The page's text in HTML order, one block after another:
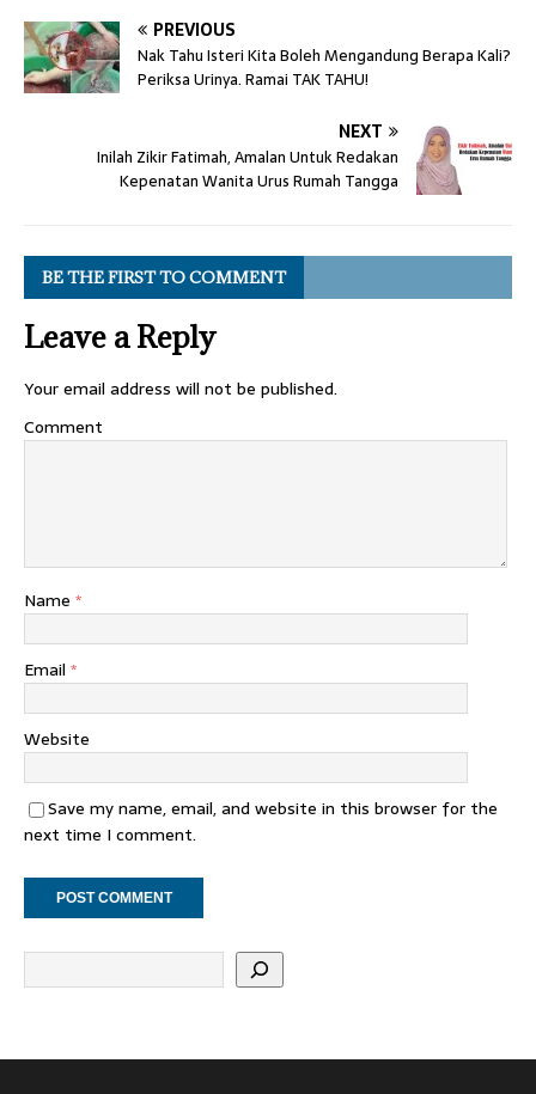
PREVIOUS
Nak Tahu Isteri Kita Boleh Mengandung Berapa Kali?
Periksa Urinya. Ramai TAK TAHU!
NEXT
Inilah Zikir Fatimah, Amalan Untuk Redakan
Kepenatan Wanita Urus Rumah Tangga
BE THE FIRST TO COMMENT
Leave a Reply
Your email address will not be published.
Comment
Name *
Email *
Website
Save my name, email, and website in this browser for the
next time I comment.